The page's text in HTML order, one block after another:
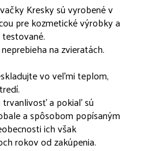
Kresky sú vyrobené v
pre kozmetické výrobky a
na zvieratách.
vo veľmi teplom,
trvanlivosť a pokiaľ sú
a spôsobom popísaným
ich však
rokov od zakúpenia.